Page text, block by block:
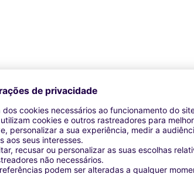
Agências